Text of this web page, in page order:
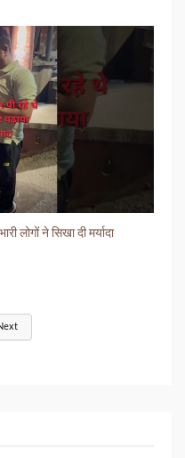
लोगों ने सिखा दी मर्यादा